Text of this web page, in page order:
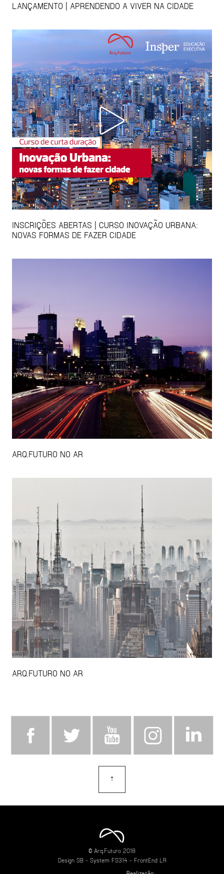
LANÇAMENTO | APRENDENDO A VIVER NA CIDADE
INSCRIÇÕES ABERTAS | CURSO INOVAÇÃO URBANA:
NOVAS FORMAS DE FAZER CIDADE
ARQ.FUTURO NO AR
ARQ.FUTURO NO AR
⇡
© Arq.Futuro 2018
Design SB- System FS314 - FrontEnd LR